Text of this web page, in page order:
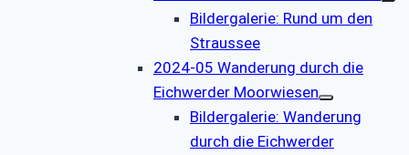
Bildergalerie: Rund um den
Straussee
2024-05 Wanderung durch die
Eichwerder Moorwiesen
Bildergalerie: Wanderung
durch die Eichwerder